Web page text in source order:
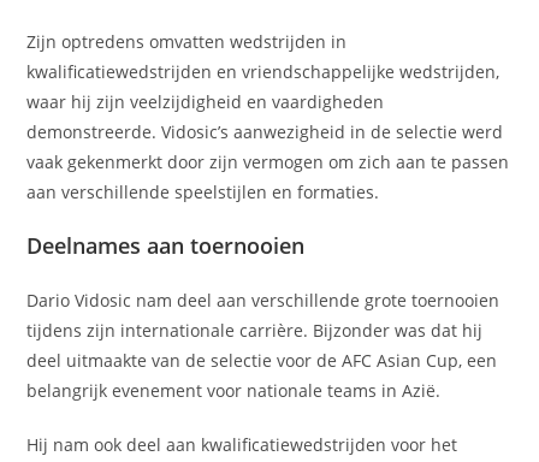
Zijn optredens omvatten wedstrijden in
kwalificatiewedstrijden en vriendschappelijke wedstrijden,
waar hij zijn veelzijdigheid en vaardigheden
demonstreerde. Vidosic’s aanwezigheid in de selectie werd
vaak gekenmerkt door zijn vermogen om zich aan te passen
aan verschillende speelstijlen en formaties.
Deelnames aan toernooien
Dario Vidosic nam deel aan verschillende grote toernooien
tijdens zijn internationale carrière. Bijzonder was dat hij
deel uitmaakte van de selectie voor de AFC Asian Cup, een
belangrijk evenement voor nationale teams in Azië.
Hij nam ook deel aan kwalificatiewedstrijden voor het